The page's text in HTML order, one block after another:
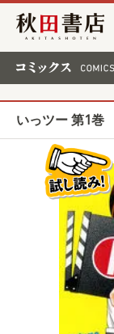
秋田書店
いっツー 第1巻